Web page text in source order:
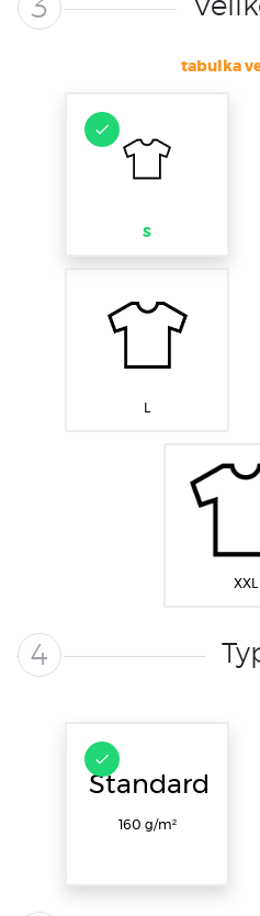
3
tabulka
S
L
XXL
4
Standard
160 g/m²